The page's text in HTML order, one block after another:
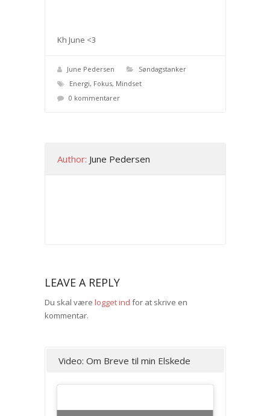
Kh June <3
June Pedersen
Søndagstanker
Energi, Fokus, Mindset
0 kommentarer
Author: June Pedersen
LEAVE A REPLY
Du skal være logget ind for at skrive en
kommentar.
Video: Om Breve til min Elskede